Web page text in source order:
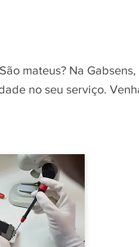
mateus? Na
no seu serviço.